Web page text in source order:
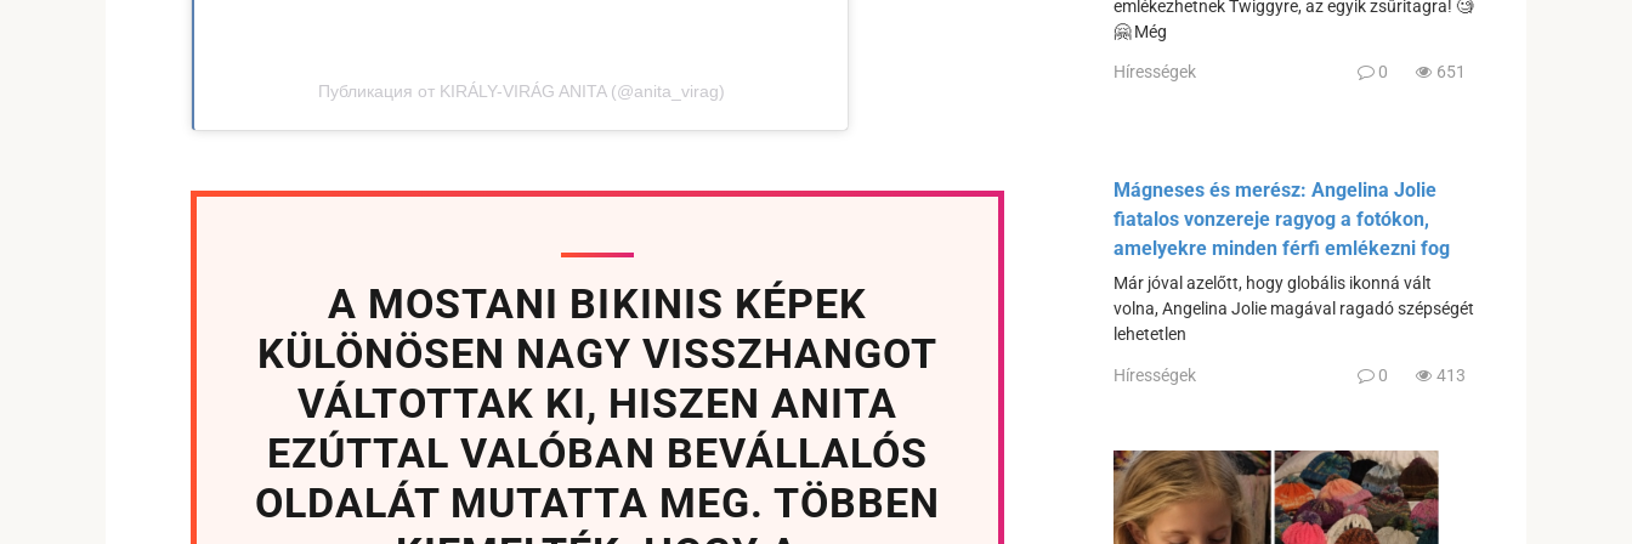
Публикация от KIRÁLY-VIRÁG ANITA (@anita_virag)
A MOSTANI BIKINIS KÉPEK
KÜLÖNÖSEN NAGY VISSZHANGOT
VÁLTOTTAK KI, HISZEN ANITA
EZÚTTAL VALÓBAN BEVÁLLALÓS
OLDALÁT MUTATTA MEG. TÖBBEN
emlékezhetnek Twiggyre, az egyik zsűritagra! 🧐
🤗 Még
Hírességek 0 651
Mágneses és merész: Angelina Jolie
fiatalos vonzereje ragyog a fotókon,
amelyekre minden férfi emlékezni fog
Már jóval azelőtt, hogy globális ikonná vált
volna, Angelina Jolie magával ragadó szépségét
lehetetlen
Hírességek 0 413